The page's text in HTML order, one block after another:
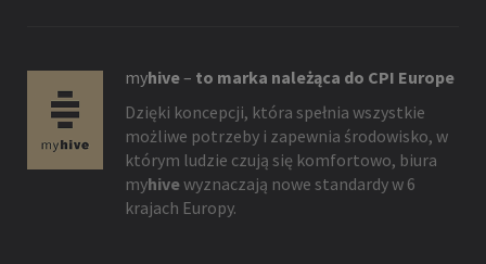
myhive– to marka należąca do CPI Europe
Dzięki koncepcji, która spełnia wszystkie
możliwe potrzeby i zapewnia środowisko, w
którym ludzie czują się komfortowo, biura
myhivewyznaczają nowe standardy w 6
krajach Europy.